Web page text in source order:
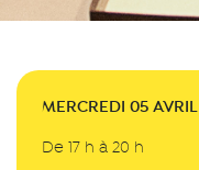
MERCREDI 05 AVRIL
De 17 h à 20 h